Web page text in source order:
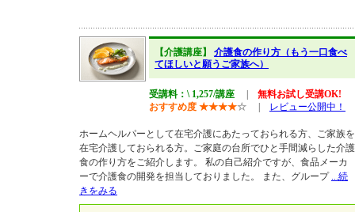
【介護講座】 介護食の作り方（もう一口食べ
てほしいと願うご家族へ）
受講料：\ 1,257/講座
無料お試し受講OK!
おすすめ度 ★★★★☆ レビュー公開中！
ホームヘルパーとして在宅介護にあたっておられる方、ご家族を
在宅介護しておられる方。ご家庭の台所でひと手間減らした介護
食の作り方をご紹介します。 私の自己紹介ですが、食品メーカ
ーで介護食の開発を担当しておりました。 また、グループ ...続
きをみる